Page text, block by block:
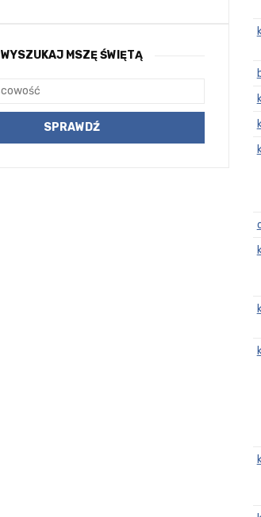
WYSZUKAJ MSZĘ ŚWIĘTĄ